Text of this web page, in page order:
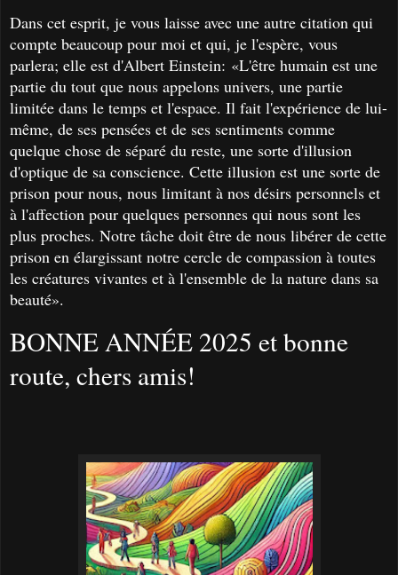
Dans cet esprit, je vous laisse avec une autre citation qui
compte beaucoup pour moi et qui, je l'espère, vous
parlera; elle est d'Albert Einstein: «L'être humain est une
partie du tout que nous appelons univers, une partie
limitée dans le temps et l'espace. Il fait l'expérience de lui-
même, de ses pensées et de ses sentiments comme
quelque chose de séparé du reste, une sorte d'illusion
d'optique de sa conscience. Cette illusion est une sorte de
prison pour nous, nous limitant à nos désirs personnels et
à l'affection pour quelques personnes qui nous sont les
plus proches. Notre tâche doit être de nous libérer de cette
prison en élargissant notre cercle de compassion à toutes
les créatures vivantes et à l'ensemble de la nature dans sa
beauté».
BONNE ANNÉE 2025 et bonne
route, chers amis!